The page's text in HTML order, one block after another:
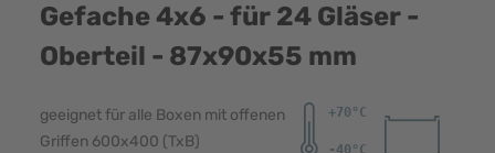
Gefache 4x6 - für 24 Gläser -
Oberteil - 87x90x55 mm
geeignet für alle Boxen mit offenen
Griffen 600x400 (TxB)